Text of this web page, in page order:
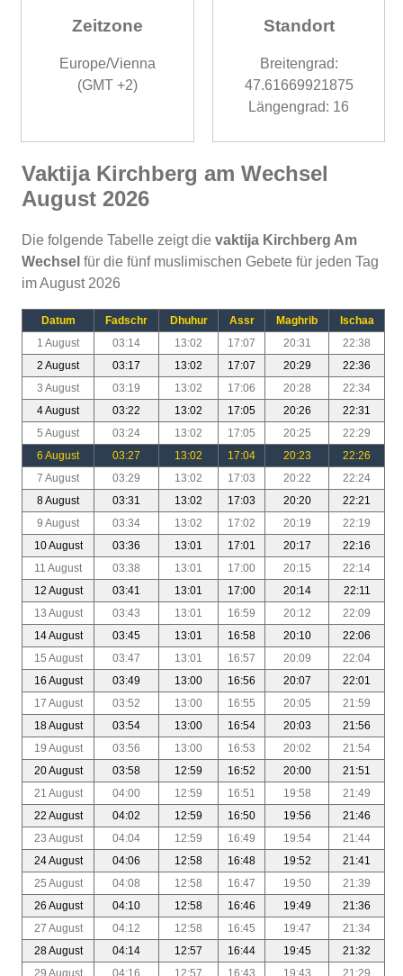
Zeitzone
Europe/Vienna
(GMT +2)
Standort
Breitengrad:
47.61669921875
Längengrad: 16
Vaktija Kirchberg am Wechsel
August 2026
Die folgende Tabelle zeigt die vaktija Kirchberg Am
Wechsel für die fünf muslimischen Gebete für jeden Tag
im August 2026
Datum Fadschr Dhuhur Assr Maghrib
Ischaa
1 August
03:14 13:02 17:07 20:31
22:38
2 August
03:17 13:02 17:07 20:29
22:36
3 August
03:19 13:02 17:06 20:28
22:34
4 August
03:22 13:02 17:05 20:26
22:31
5 August
03:24 13:02 17:05 20:25
22:29
6 August
03:27 13:02 17:04 20:23
22:26
7 August
03:29 13:02 17:03 20:22
22:24
8 August
03:31 13:02 17:03 20:20
22:21
9 August
03:34 13:02 17:02 20:19
22:19
10 August
03:36 13:01 17:01 20:17
22:16
11 August
03:38 13:01 17:00 20:15
22:14
12 August
03:41 13:01 17:00 20:14
22:11
13 August
03:43 13:01 16:59 20:12
22:09
14 August
03:45 13:01 16:58 20:10
22:06
15 August
03:47 13:01 16:57 20:09
22:04
16 August
03:49 13:00 16:56 20:07
22:01
17 August
03:52 13:00 16:55 20:05
21:59
18 August
03:54 13:00 16:54 20:03
21:56
19 August
03:56 13:00 16:53 20:02
21:54
20 August
03:58 12:59 16:52 20:00
21:51
21 August
04:00 12:59 16:51 19:58
21:49
22 August
04:02 12:59 16:50 19:56
21:46
23 August
04:04 12:59 16:49 19:54
21:44
24 August
04:06 12:58 16:48 19:52
21:41
25 August
04:08 12:58 16:47 19:50
21:39
26 August
04:10 12:58 16:46 19:49
21:36
27 August
04:12 12:58 16:45 19:47
21:34
28 August
04:14 12:57 16:44 19:45
21:32
29 August
04:16 12:57 16:43 19:43 21:29